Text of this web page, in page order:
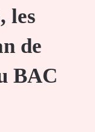
les
de
BAC